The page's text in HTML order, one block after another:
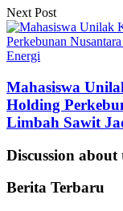
Next Post
Mahasiswa
Holding
Limbah Sawit
Discussion about
Berita Terbaru